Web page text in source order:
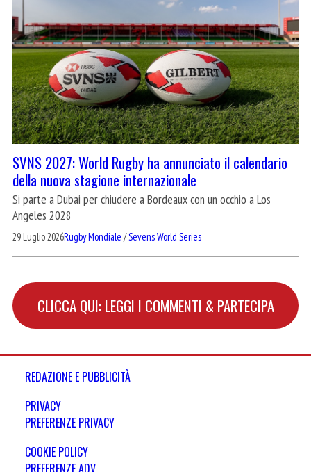
SVNS 2027: World Rugby ha annunciato il calendario
della nuova stagione internazionale
Si parte a Dubai per chiudere a Bordeaux con un occhio a Los
Angeles 2028
29 Luglio 2026Rugby Mondiale /Sevens World Series
CLICCA QUI: LEGGI I COMMENTI & PARTECIPA
REDAZIONE E PUBBLICITÀ
PRIVACY
PREFERENZE PRIVACY
COOKIE POLICY